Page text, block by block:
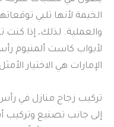
الخيمة لأنها تلبي
والعملية. لذلك، إذا
لأبواب كاست ألمنيوم
الإمارات هي الاختيار
تركيب زجاج منازل في
إلى جانب تصنيع وتركيب